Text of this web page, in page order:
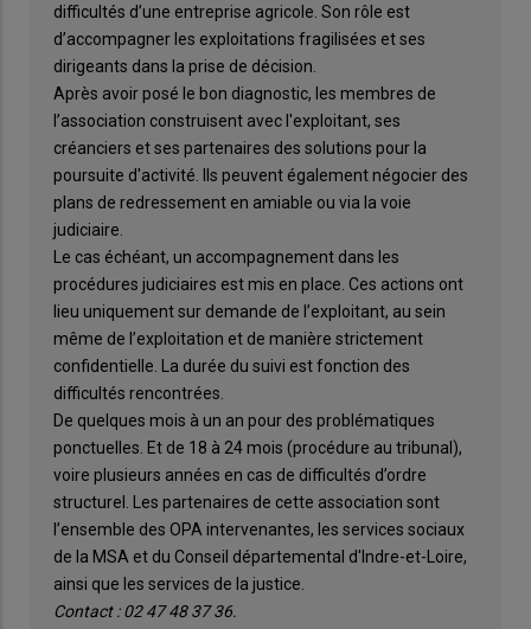
difficultés d’une entreprise agricole. Son rôle est
d’accompagner les exploitations fragilisées et ses
dirigeants dans la prise de décision.
Après avoir posé le bon diagnostic, les membres de
l’association construisent avec l'exploitant, ses
créanciers et ses partenaires des solutions pour la
poursuite d'activité. Ils peuvent également négocier des
plans de redressement en amiable ou via la voie
judiciaire.
Le cas échéant, un accompagnement dans les
procédures judiciaires est mis en place. Ces actions ont
lieu uniquement sur demande de l’exploitant, au sein
même de l’exploitation et de manière strictement
confidentielle. La durée du suivi est fonction des
difficultés rencontrées.
De quelques mois à un an pour des problématiques
ponctuelles. Et de 18 à 24 mois (procédure au tribunal),
voire plusieurs années en cas de difficultés d’ordre
structurel. Les partenaires de cette association sont
l’ensemble des OPA intervenantes, les services sociaux
de la MSA et du Conseil départemental d'Indre-et-Loire,
ainsi que les services de la justice.
Contact : 02 47 48 37 36.